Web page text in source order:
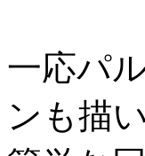
一応パ
ンも描